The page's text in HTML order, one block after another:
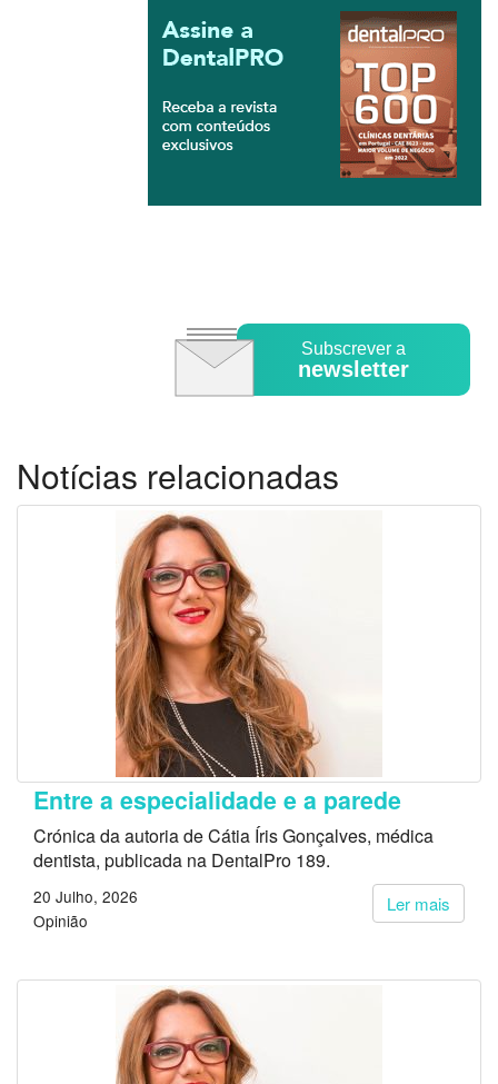
Subscrever a
newsletter
Notícias relacionadas
Entre a especialidade e a parede
Crónica da autoria de Cátia Íris Gonçalves, médica
dentista, publicada na DentalPro 189.
Ler mais
20 Julho, 2026
Opinião